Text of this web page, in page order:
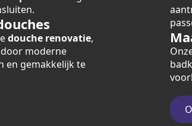
douche renovatie,
moderne
en gemakkelijk te